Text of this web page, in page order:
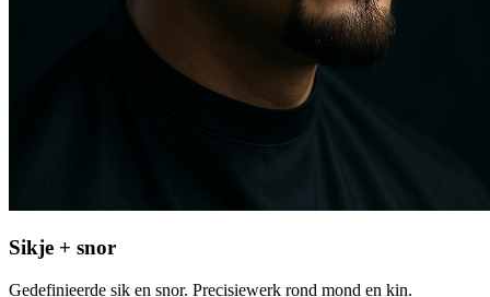
Sikje + snor
Gedefinieerde sik en snor. Precisiewerk rond mond en kin.